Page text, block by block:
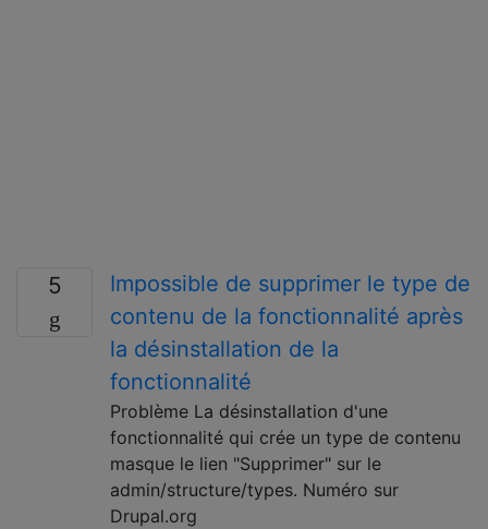
5
Impossible de supprimer le type de
contenu de la fonctionnalité après
la désinstallation de la
fonctionnalité
Problème La désinstallation d'une
fonctionnalité qui crée un type de contenu
masque le lien "Supprimer" sur le
admin/structure/types. Numéro sur
Drupal.org